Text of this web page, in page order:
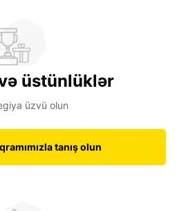
üstünlüklər
üzvü olun
tanış olun